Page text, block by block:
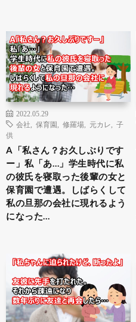
2022.05.29
会社
保育園 修羅場 元カレ
子
供
A「私さん？お久しぶりです
ー」私「あ…」学生時代に私
の彼氏を寝取った後輩の女と
保育園で遭遇。しばらくして
私の旦那の会社に現れるよう
になった…